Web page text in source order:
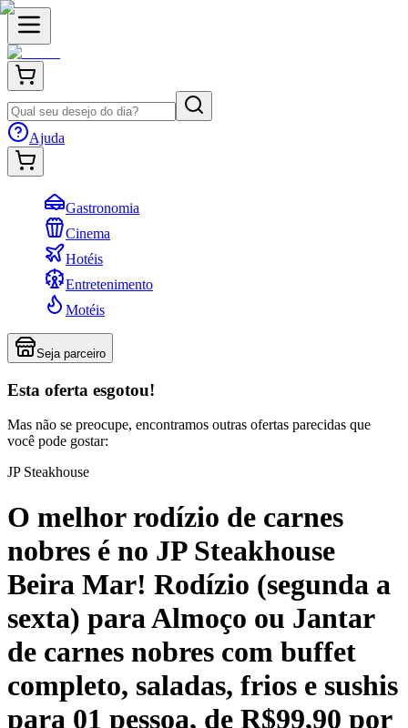
Ajuda
Gastronomia
Cinema
Hotéis
Entretenimento
Motéis
Seja parceiro
Esta oferta esgotou!
Mas não se preocupe, encontramos outras ofertas parecidas que
você pode gostar:
JP Steakhouse
O melhor rodízio de carnes
nobres é no JP Steakhouse
Beira Mar! Rodízio (segunda a
sexta) para Almoço ou Jantar
de carnes nobres com buffet
completo, saladas, frios e sushis
para 01 pessoa, de R$99,90 por